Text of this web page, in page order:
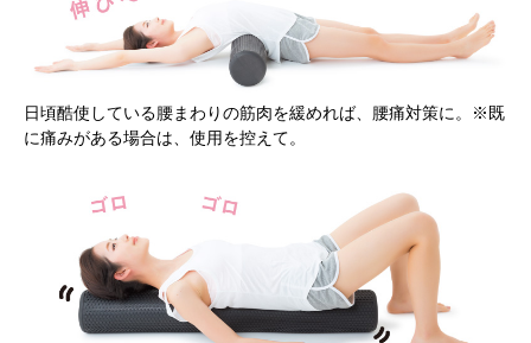
日頃酷使している腰まわりの筋肉を緩めれば、腰痛対策に。※既
に痛みがある場合は、使用を控えて。